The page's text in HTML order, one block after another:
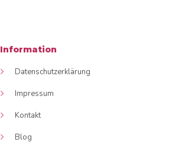
Information
Datenschutzerklärung
Impressum
Kontakt
Blog